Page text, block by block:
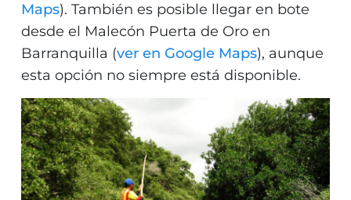
Maps). También es posible llegar en bote
desde el Malecón Puerta de Oro en
Barranquilla (ver en Google Maps), aunque
esta opción no siempre está disponible.